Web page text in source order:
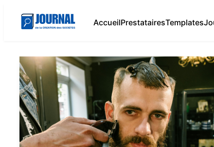
AccueilPrestatairesTemplates